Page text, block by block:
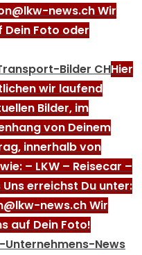
news.ch Wir
Dein Foto oder
Bilder CHHier
wir laufend
Bilder, im
von Deinem
innerhalb von
– LKW – Reisecar –
Uns erreichst Du unter:
news.ch Wir
auf Dein Foto!
Unternehmens-News